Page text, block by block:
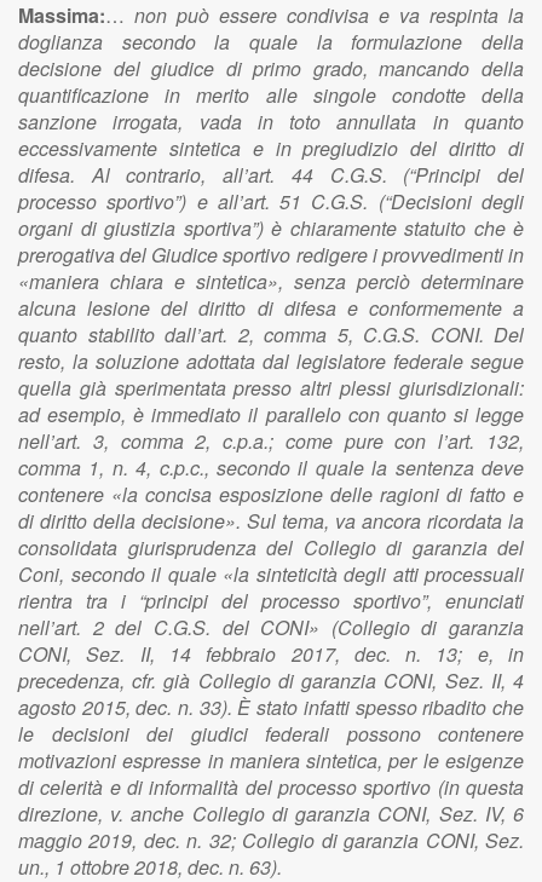
Massima:… non può essere condivisa e va respinta la
doglianza secondo la quale la formulazione della
decisione del giudice di primo grado, mancando della
quantificazione in merito alle singole condotte della
sanzione irrogata, vada in toto annullata in quanto
eccessivamente sintetica e in pregiudizio del diritto di
difesa. Al contrario, all’art. 44 C.G.S. (“Principi del
processo sportivo”) e all’art. 51 C.G.S. (“Decisioni degli
organi di giustizia sportiva”) è chiaramente statuito che è
prerogativa del Giudice sportivo redigere i provvedimenti in
«maniera chiara e sintetica», senza perciò determinare
alcuna lesione del diritto di difesa e conformemente a
quanto stabilito dall’art. 2, comma 5, C.G.S. CONI. Del
resto, la soluzione adottata dal legislatore federale segue
quella già sperimentata presso altri plessi giurisdizionali:
ad esempio, è immediato il parallelo con quanto si legge
nell’art. 3, comma 2, c.p.a.; come pure con l’art. 132,
comma 1, n. 4, c.p.c., secondo il quale la sentenza deve
contenere «la concisa esposizione delle ragioni di fatto e
di diritto della decisione». Sul tema, va ancora ricordata la
consolidata giurisprudenza del Collegio di garanzia del
Coni, secondo il quale «la sinteticità degli atti processuali
rientra tra i “principi del processo sportivo”, enunciati
nell’art. 2 del C.G.S. del CONI» (Collegio di garanzia
CONI, Sez. II, 14 febbraio 2017, dec. n. 13; e, in
precedenza, cfr. già Collegio di garanzia CONI, Sez. II, 4
agosto 2015, dec. n. 33). È stato infatti spesso ribadito che
le decisioni dei giudici federali possono contenere
motivazioni espresse in maniera sintetica, per le esigenze
di celerità e di informalità del processo sportivo (in questa
direzione, v. anche Collegio di garanzia CONI, Sez. IV, 6
maggio 2019, dec. n. 32; Collegio di garanzia CONI, Sez.
un., 1 ottobre 2018, dec. n. 63).